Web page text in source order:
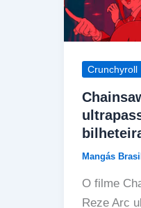
Crunchyroll
Mangás Brasil
O filme
Reze Arc